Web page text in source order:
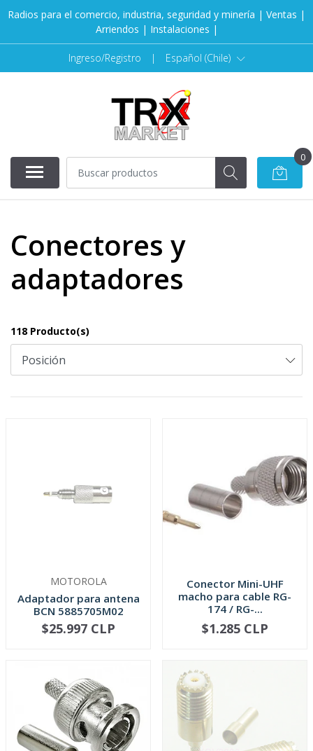
Radios para el comercio, industria, seguridad y minería | Ventas |
Arriendos | Instalaciones |
Ingreso/Registro | Español (Chile)
0
Conectores y
adaptadores
118 Producto(s)
MOTOROLA
Adaptador para antena
BCN 5885705M02
NO DISPONIBLE
$25.997 CLP
Conector Mini-UHF
macho para cable RG-
174 / RG-...
+
$1.285 CLP